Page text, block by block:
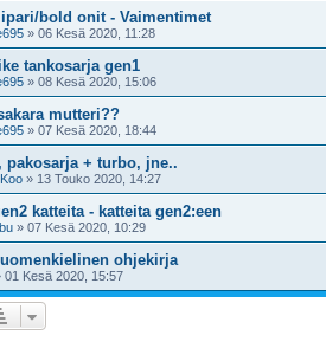
bold onit - Vaimentimet
» 06 Kesä 2020, 11:28
tankosarja gen1
» 08 Kesä 2020, 15:06
mutteri??
» 07 Kesä 2020, 18:44
pakosarja + turbo, jne..
» 13 Touko 2020, 14:27
katteita - katteita gen2:een
» 07 Kesä 2020, 10:29
ohjekirja
01 Kesä 2020, 15:57